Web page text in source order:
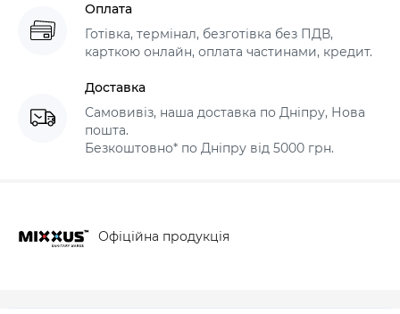
Оплата
Готівка, термінал, безготівка без ПДВ,
карткою онлайн, оплата частинами, кредит.
Доставка
Самовивіз, наша доставка по Дніпру, Нова
пошта.
Безкоштовно* по Дніпру від 5000 грн.
Офіційна продукція